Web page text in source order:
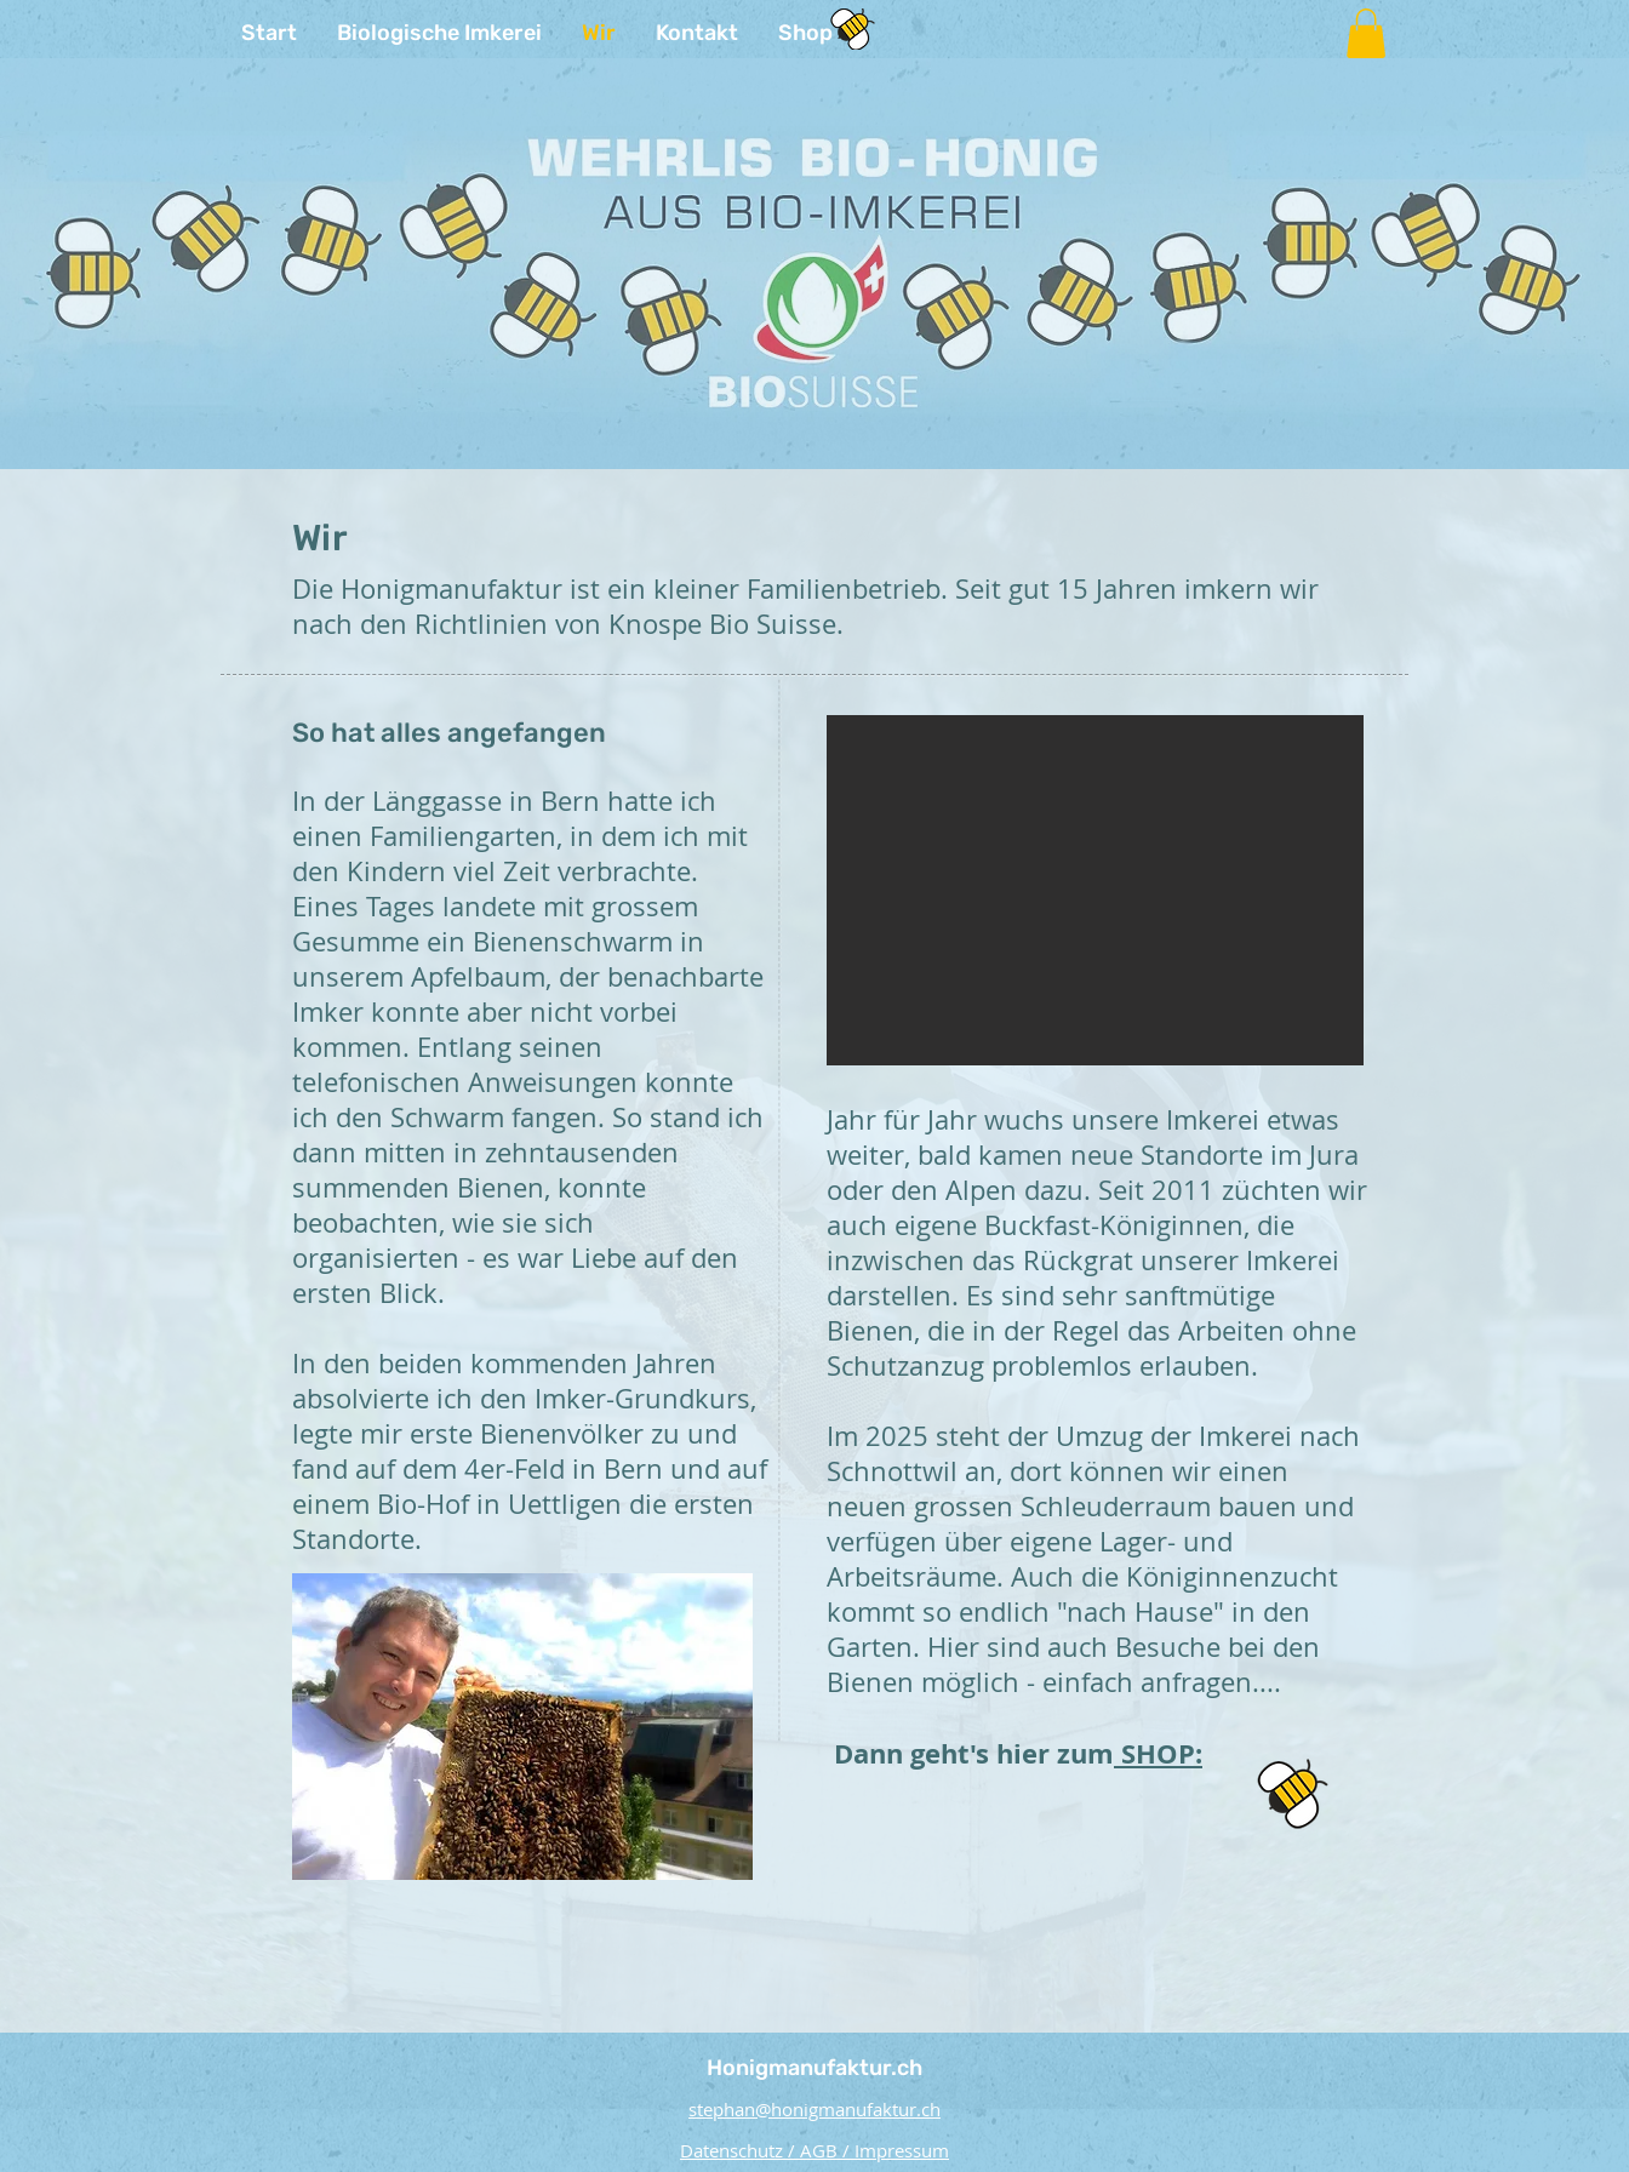
Start Biologische Imkerei Wir Kontakt Shop
Wir
Die Honigmanufaktur ist ein kleiner Familienbetrieb. Seit gut 15 Jahren imkern wir
nach den Richtlinien von Knospe Bio Suisse.
So hat alles angefangen
In der Länggasse in Bern hatte ich
einen Familiengarten, in dem ich mit
den Kindern viel Zeit verbrachte.
Eines Tages landete mit grossem
Gesumme ein Bienenschwarm in
unserem Apfelbaum, der benachbarte
Imker konnte aber nicht vorbei
kommen. Entlang seinen
telefonischen Anweisungen konnte
ich den Schwarm fangen. So stand ich
dann mitten in zehntausenden
summenden Bienen, konnte
beobachten, wie sie sich
organisierten - es war Liebe auf den
ersten Blick.
In den beiden kommenden Jahren
absolvierte ich den Imker-Grundkurs,
legte mir erste Bienenvölker zu​ und
fand auf dem 4er-Feld in Bern und auf
einem Bio-Hof in Uettligen die ersten
Standorte.
Jahr für Jahr wuchs unsere Imkerei etwas
weiter, bald kamen neue Standorte im Jura
oder den Alpen dazu. Seit 2011 züchten wir
auch eigene Buckfast-Königinnen, die
inzwischen das Rückgrat unserer Imkerei
darstellen. Es sind sehr sanftmütige
Bienen, die in der Regel das Arbeiten ohne
Schutzanzug problemlos erlauben.
Im 2025 steht der Umzug der Imkerei nach
Schnottwil an, dort können wir einen
neuen grossen Schleuderraum bauen und
verfügen über eigene Lager- und
Arbeitsräume. Auch die Königinnenzucht
kommt so endlich "nach Hause" in den
Garten. Hier sind auch Besuche bei den
Bienen möglich - einfach anfragen....
Dann geht's hier zum SHOP:
Honigmanufaktur.ch
stephan@honigmanufaktur.ch
Datenschutz / AGB / Impressum